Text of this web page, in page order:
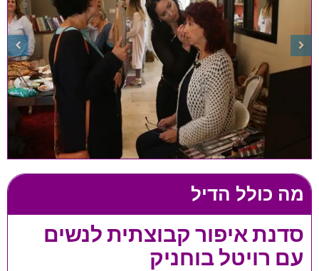
מה כולל הדיל
סדנת איפור קבוצתית לנשים
עם רויטל בוחניק